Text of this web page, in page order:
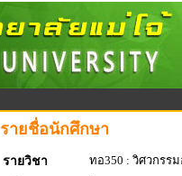
รายชื่อนักศึกษา
รายวิชา
ทอ350 : วิศวกรร